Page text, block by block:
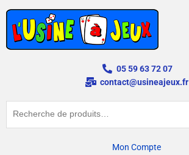
contenu
05 59 63 72 07
contact@usineajeux.fr
Mon Compte